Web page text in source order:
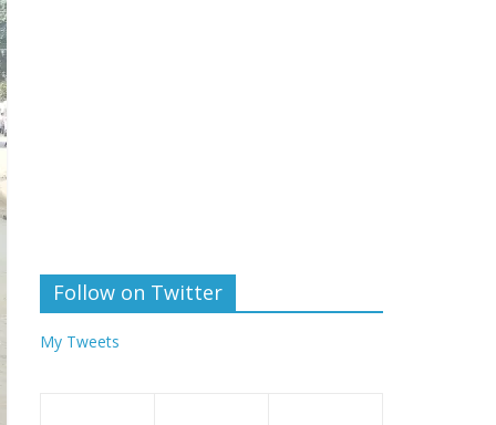
Follow on Twitter
My Tweets